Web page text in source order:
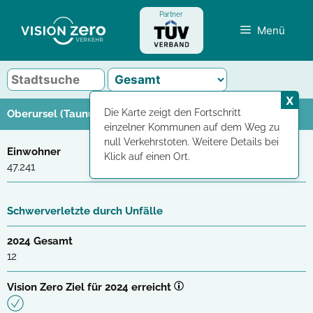
springen
Menü
Partner
Oberursel (Taunus)
Einwohner
47.241
Schwerverletzte durch Unfälle
2024 Gesamt
12
Vision Zero Ziel für 2024 erreicht
Die Karte zeigt den Fortschritt
einzelner Kommunen auf dem Weg zu
null Verkehrstoten. Weitere Details bei
Klick auf einen Ort.
X